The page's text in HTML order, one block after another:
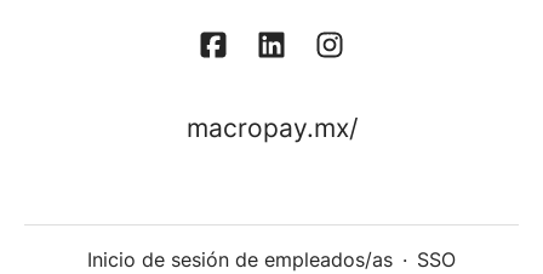
macropay.mx/
Inicio de sesión de empleados/as · SSO